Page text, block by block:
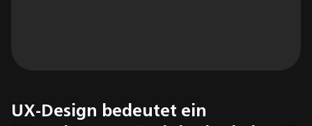
UX-Design bedeutet ein